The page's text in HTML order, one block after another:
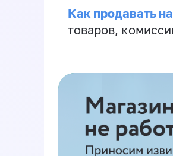
Как продавать
товаров,